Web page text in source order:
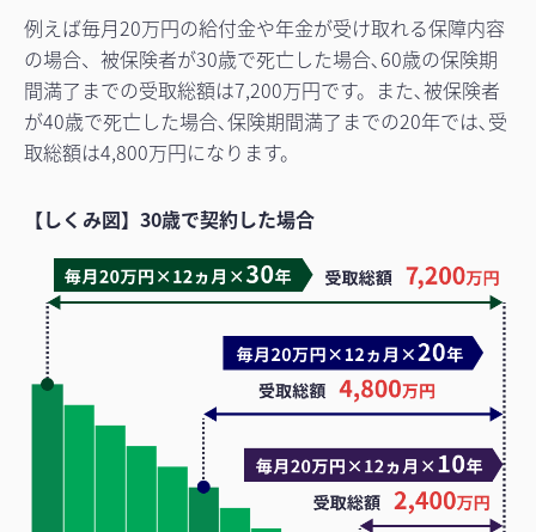
例えば毎月20万円の給付金や年金が受け取れる保障内容
の場合、被保険者が30歳で死亡した場合､60歳の保険期
間満了までの受取総額は7,200万円です。また､被保険者
が40歳で死亡した場合､保険期間満了までの20年では､受
取総額は4,800万円になります。
【しくみ図】30歳で契約した場合